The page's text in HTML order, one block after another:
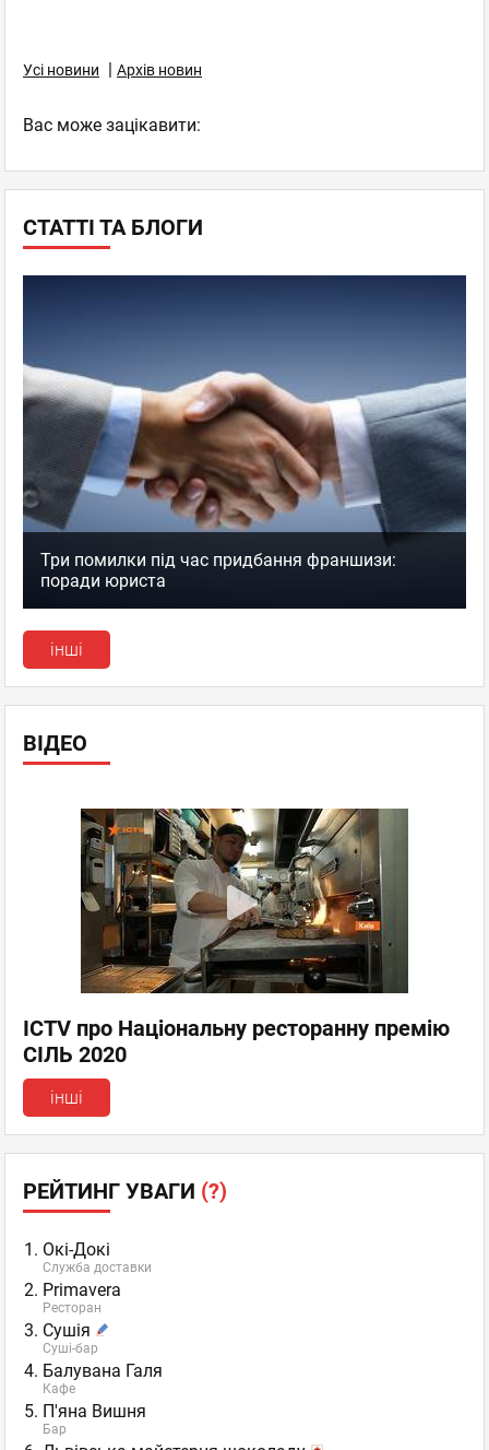
СТАТТІ ТА БЛОГИ
Три помилки під час придбання франшизи:
поради юриста
інші
ВІДЕО
ICTV про Національну ресторанну премію
СІЛЬ 2020
інші
Усі новини | Архів новин
Вас може зацікавити:
РЕЙТИНГ УВАГИ (?)
Окі-Докі
Служба доставки
Primavera
Ресторан
Сушія
Суші-бар
Балувана Галя
Кафе
П'яна Вишня
Бар